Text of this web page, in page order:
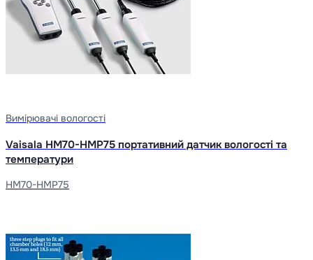
Вимірювачі вологості
Vaisala HM70-HMP75 портативний датчик вологості та
температури
HM70-HMP75